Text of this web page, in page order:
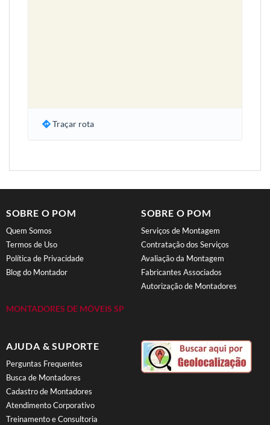
Traçar rota
SOBRE O POM
Quem Somos
Termos de Uso
Política de Privacidade
Blog do Montador
MONTADORES DE MÓVEIS SP
SOBRE O POM
Serviços de Montagem
Contratação dos Serviços
Avaliação da Montagem
Fabricantes Associados
Autorização de Montadores
AJUDA & SUPORTE
Perguntas Frequentes
Busca de Montadores
Cadastro de Montadores
Atendimento Corporativo
Treinamento e Consultoria